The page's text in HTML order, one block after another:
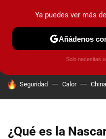
PRUEBAS COCHES
HOY SE HABLA DE
Seguridad Calor China
¿Qué es la
Ya puedes ver más
Añádenos
Solo necesitas